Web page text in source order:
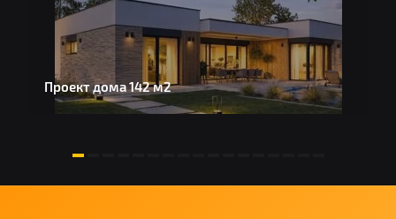
Проект дома 142 м2